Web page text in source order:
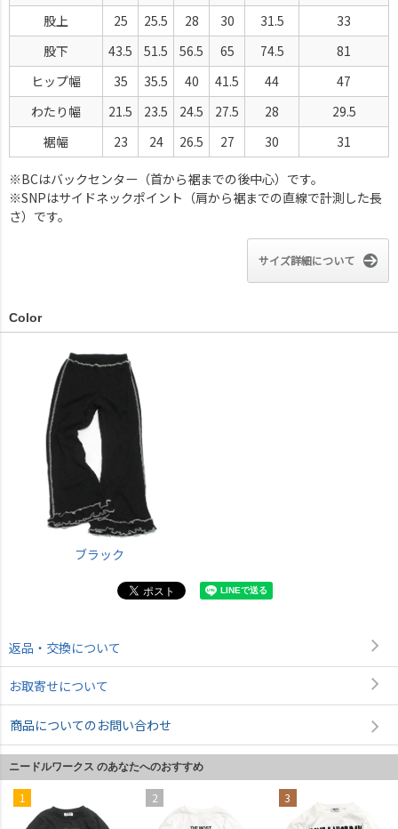
股上 25 25.5 28 30 31.5
33
股下
43.5 51.5 56.5 65 74.5
81
ヒップ幅
35 35.5 40 41.5 44
47
わたり幅
21.5 23.5 24.5 27.5 28
29.5
裾幅
23 24 26.5 27 30 31
※BCはバックセンター（首から裾までの後中心）です。
※SNPはサイドネックポイント（肩から裾までの直線で計測した長
さ）です。
サイズ詳細について
Color
ブラック
返品・交換について
お取寄せについて
商品についてのお問い合わせ
ニードルワークス のあなたへのおすすめ
1 2 3